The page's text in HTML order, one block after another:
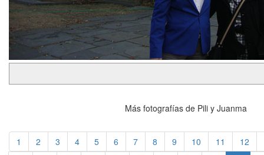
Más fotografías de Pili y Juanma
1 2 3 4 5 6 7 8 9 10 11
12